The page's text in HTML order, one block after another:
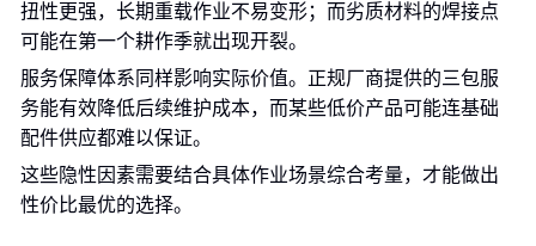
扭性更强，长期重载作业不易变形；而劣质材料的焊接点
可能在第一个耕作季就出现开裂。
服务保障体系同样影响实际价值。正规厂商提供的三包服
务能有效降低后续维护成本，而某些低价产品可能连基础
配件供应都难以保证。
这些隐性因素需要结合具体作业场景综合考量，才能做出
性价比最优的选择。